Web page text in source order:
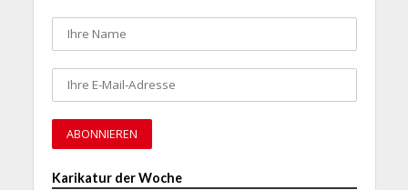
Karikatur der Woche